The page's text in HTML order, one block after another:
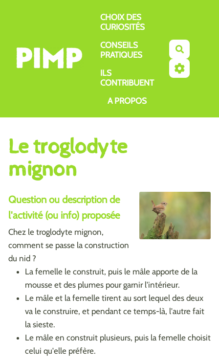
CHOIX DES
CURIOSITÉS
CONSEILS
PRATIQUES
ILS
CONTRIBUENT
A PROPOS
Le troglodyte
mignon
Question ou description de
l'activité (ou info) proposée
Chez le troglodyte mignon,
comment se passe la construction
du nid ?
La femelle le construit, puis le mâle apporte de la
mousse et des plumes pour garnir l'intérieur.
Le mâle et la femelle tirent au sort lequel des deux
va le construire, et pendant ce temps-là, l'autre fait
la sieste.
Le mâle en construit plusieurs, puis la femelle choisit
celui qu'elle préfère.